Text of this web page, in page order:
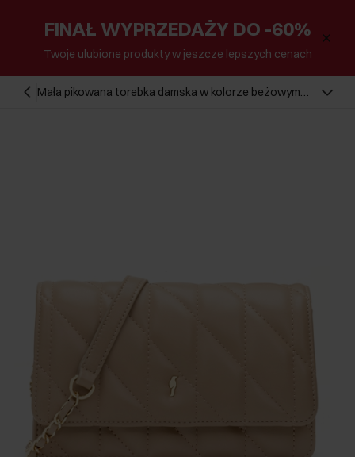
FINAŁ WYPRZEDAŻY DO -60%
Twoje ulubione produkty w jeszcze lepszych cenach
Mała pikowana torebka damska w kolorze beżowym